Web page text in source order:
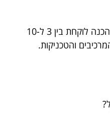
התהליך משתנה, אבל לרוב ההכנה לוקחת בין 3 ל-10
והטכניקות.